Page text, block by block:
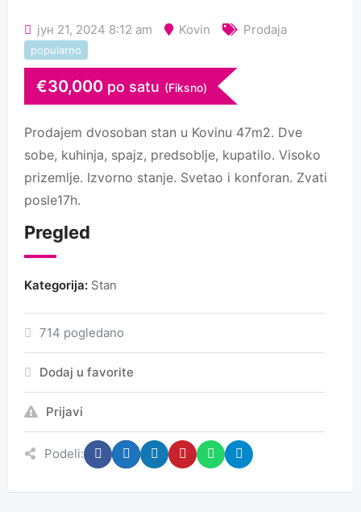
јун 21, 2024 8:12 am Kovin Prodaja
popularno
€30,000 po satu (Fiksno)
Prodajem dvosoban stan u Kovinu 47m2. Dve
sobe, kuhinja, spajz, predsoblje, kupatilo. Visoko
prizemlje. Izvorno stanje. Svetao i konforan. Zvati
posle17h.
Pregled
Kategorija: Stan
714 pogledano
Dodaj u favorite
Prijavi
Podeli: